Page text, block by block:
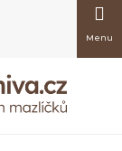
košík